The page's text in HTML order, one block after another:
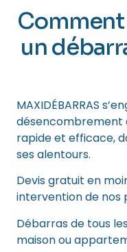
un
MAXIDÉBARRAS
désencombrement
rapide et efficace,
ses alentours.
Devis gratuit en
intervention de nos
Débarras de tous
maison ou